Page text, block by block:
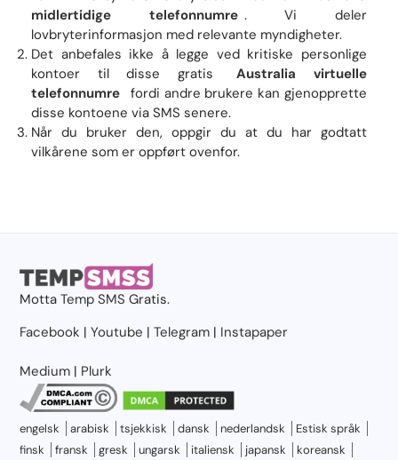
midlertidige telefonnumre . Vi deler
lovbryterinformasjon med relevante myndigheter.
Det anbefales ikke å legge ved kritiske personlige
kontoer til disse gratis
Australia virtuelle
telefonnumre fordi andre brukere kan gjenopprette
disse kontoene via SMS senere.
Når du bruker den, oppgir du at du har godtatt
vilkårene som er oppført ovenfor.
MottaTemp SMS Gratis.
Facebook |Youtube |Telegram | Instapaper
Medium | Plurk
engelsk arabisk tsjekkisk dansk nederlandsk
Estisk språk
finsk
fransk gresk ungarsk italiensk japansk
koreansk